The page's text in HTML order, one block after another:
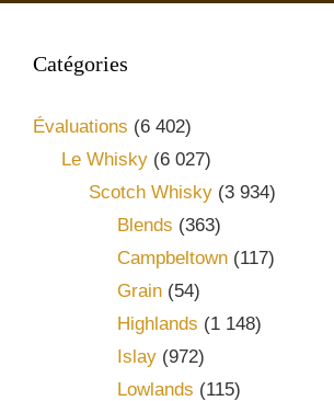
Catégories
Évaluations (6 402)
Le Whisky(6 027)
Scotch Whisky (3 934)
Blends (363)
Campbeltown(117)
Grain(54)
Highlands (1 148)
Islay(972)
Lowlands (115)